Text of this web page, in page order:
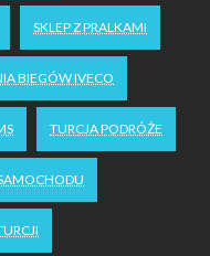
SKLEP Z PRALKAMI
BIEGÓW IVECO
TURCJA PODRÓŻE